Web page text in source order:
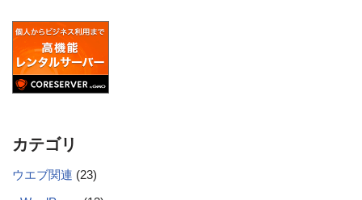
カテゴリ
ウエブ関連 (23)